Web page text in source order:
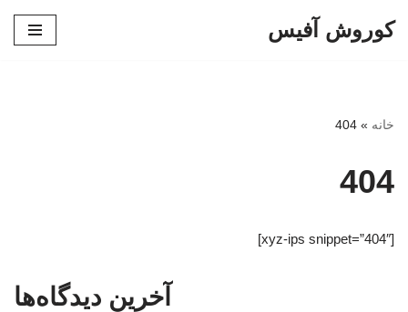
کوروش آفیس
خانه »
404
404
[xyz-ips snippet=”404″]
آخرین دیدگاه‌ها